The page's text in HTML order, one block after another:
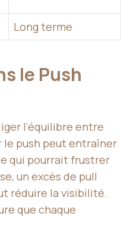
Long terme
le Push
l’équilibre entre
le push peut entraîner
qui pourrait frustrer
un excès de pull
réduire la visibilité.
que chaque